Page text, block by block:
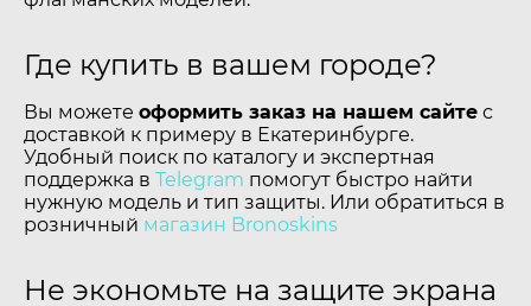
Где купить в вашем городе?
Вы можете оформить заказ на нашем сайте с
доставкой к примеру в Екатеринбурге.
Удобный поиск по каталогу и экспертная
поддержка в Telegram помогут быстро найти
нужную модель и тип защиты. Или обратиться в
розничный магазин Bronoskins
Не экономьте на защите экрана